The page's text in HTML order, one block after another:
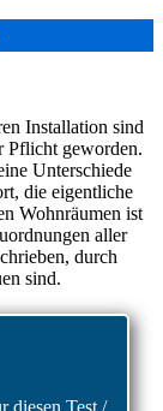
Installation sind
Pflicht geworden.
Unterschiede
die eigentliche
Wohnräumen ist
aller
durch
sind.